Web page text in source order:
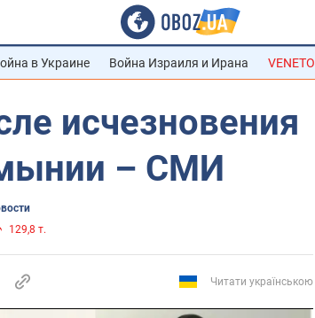
в Украине Война Израиля и Ирана VENETO
исчезновения
– СМИ
129,8 т.
Читати українською